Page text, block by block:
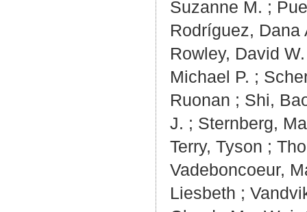
Suzanne M. ;
Rodríguez, Dana
Rowley, David W.
Michael P. ;
Ruonan ; Shi,
J. ; Sternberg,
Terry, Tyson ;
Vadeboncoeur,
Liesbeth ;